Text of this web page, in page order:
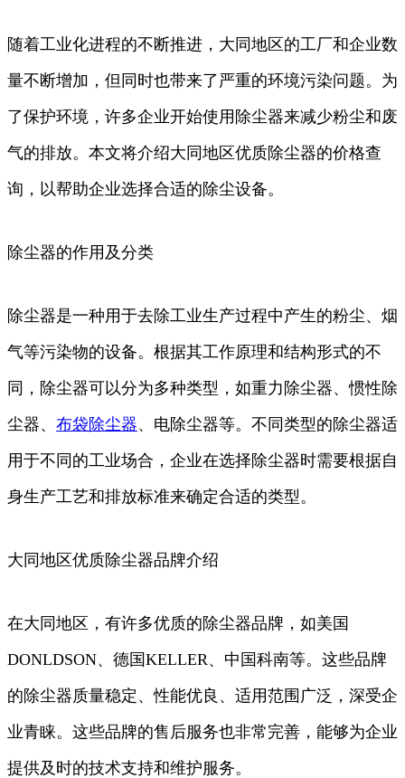
随着工业化进程的不断推进，大同地区的工厂和企业数
量不断增加，但同时也带来了严重的环境污染问题。为
了保护环境，许多企业开始使用除尘器来减少粉尘和废
气的排放。本文将介绍大同地区优质除尘器的价格查
询，以帮助企业选择合适的除尘设备。
除尘器的作用及分类
除尘器是一种用于去除工业生产过程中产生的粉尘、烟
气等污染物的设备。根据其工作原理和结构形式的不
同，除尘器可以分为多种类型，如重力除尘器、惯性除
尘器、 布袋除尘器、电除尘器等。不同类型的除尘器适
用于不同的工业场合，企业在选择除尘器时需要根据自
身生产工艺和排放标准来确定合适的类型。
大同地区优质除尘器品牌介绍
在大同地区，有许多优质的除尘器品牌，如美国
DONLDSON、德国KELLER、中国科南等。这些品牌
的除尘器质量稳定、性能优良、适用范围广泛，深受企
业青睐。这些品牌的售后服务也非常完善，能够为企业
提供及时的技术支持和维护服务。